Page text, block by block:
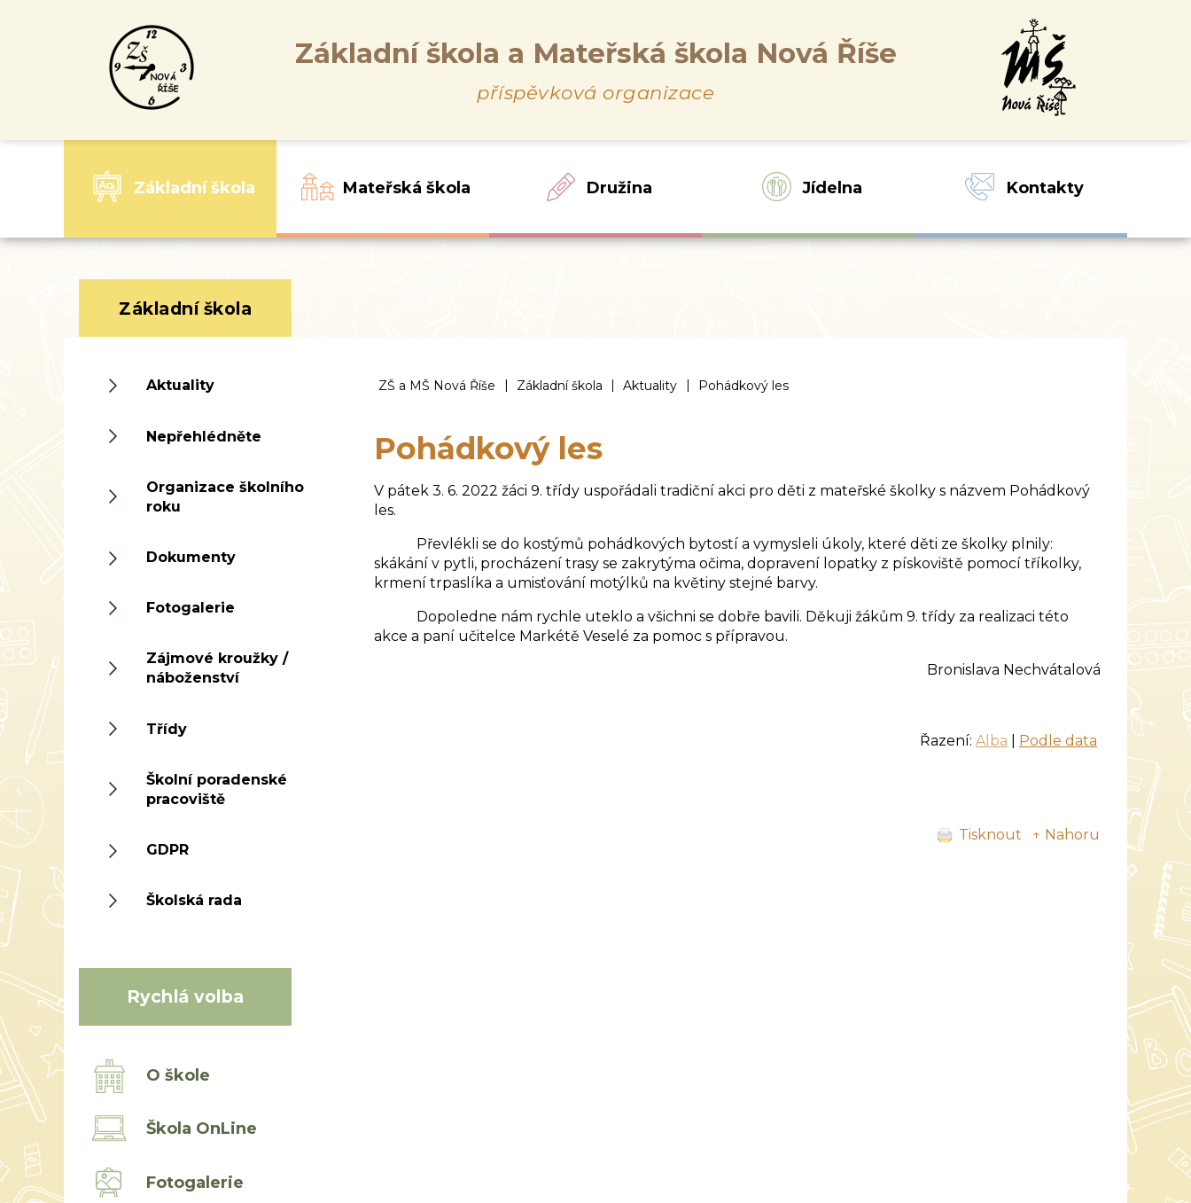
Základní škola a Mateřská škola Nová Říše
příspěvková organizace
Základní škola Mateřská škola Družina Jídelna Kontakty
ZŠ a MŠ Nová Říše | Základní škola | Aktuality | Pohádkový les
Pohádkový les
V pátek 3. 6. 2022 žáci 9. třídy uspořádali tradiční akci pro děti z mateřské školky s názvem Pohádkový
les.
Převlékli se do kostýmů pohádkových bytostí a vymysleli úkoly, které děti ze školky plnily:
skákání v pytli, procházení trasy se zakrytýma očima, dopravení lopatky z pískoviště pomocí tříkolky,
krmení trpaslíka a umisťování motýlků na květiny stejné barvy.
Dopoledne nám rychle uteklo a všichni se dobře bavili. Děkuji žákům 9. třídy za realizaci této
akce a paní učitelce Markétě Veselé za pomoc s přípravou.
Bronislava Nechvátalová
Řazení: Alba Podle data
Tisknout ↑ Nahoru
Základní škola
Aktuality
Nepřehlédněte
Organizace školního
roku
Dokumenty
Fotogalerie
Zájmové kroužky /
náboženství
Třídy
Školní poradenské
pracoviště
GDPR
Školská rada
Rychlá volba
O škole
Škola OnLine
Fotogalerie